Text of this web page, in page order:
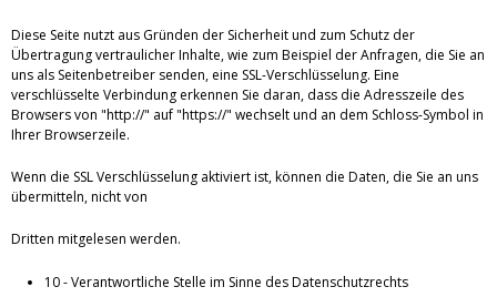
Diese Seite nutzt aus Gründen der Sicherheit und zum Schutz der
Übertragung vertraulicher Inhalte, wie zum Beispiel der Anfragen, die Sie an
uns als Seitenbetreiber senden, eine SSL-Verschlüsselung. Eine
verschlüsselte Verbindung erkennen Sie daran, dass die Adresszeile des
Browsers von "http://" auf "https://" wechselt und an dem Schloss-Symbol in
Ihrer Browserzeile.
Wenn die SSL Verschlüsselung aktiviert ist, können die Daten, die Sie an uns
übermitteln, nicht von
Dritten mitgelesen werden.
10 - Verantwortliche Stelle im Sinne des Datenschutzrechts